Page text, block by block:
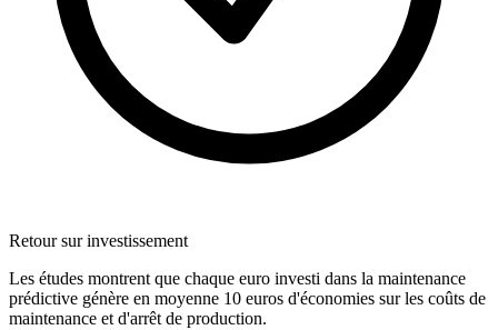
Retour sur investissement
Les études montrent que chaque euro investi dans la maintenance
prédictive génère en moyenne 10 euros d'économies sur les coûts de
maintenance et d'arrêt de production.